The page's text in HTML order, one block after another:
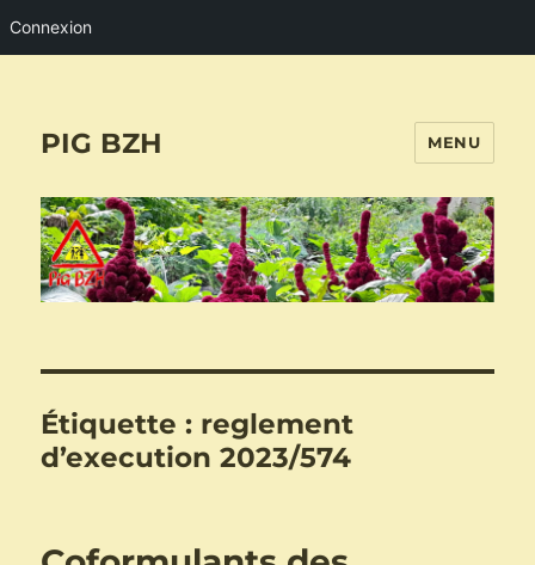
Connexion
PIG BZH MENU
Étiquette : reglement
d’execution 2023/574